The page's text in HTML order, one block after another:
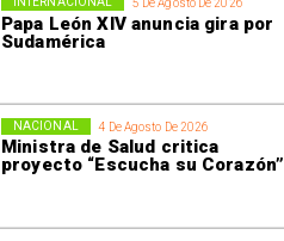
5 De Agosto De 2026
Papa León XIV anuncia gira por
Sudamérica
4 De Agosto De 2026
Ministra de Salud critica
proyecto “Escucha su Corazón”
NACIONAL